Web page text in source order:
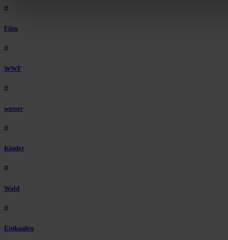
#
Film
#
WWF
#
wasser
#
Kinder
#
Wald
#
Einkaufen